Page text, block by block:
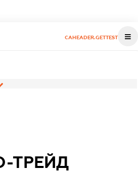
CAHEADER.GETTEST
ТРЕЙД